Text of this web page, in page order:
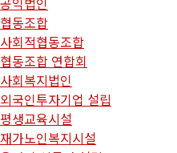
협동조합
사회적협동조합
협동조합 연합회
사회복지법인
외국인투자기업 설립
평생교육시설
재가노인복지시설